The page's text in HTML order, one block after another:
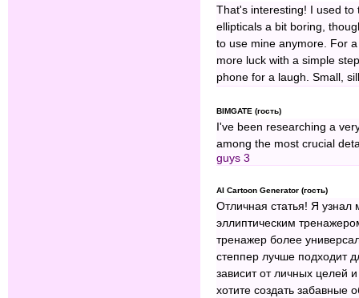
That's interesting! I used to
ellipticals a bit boring,
to use mine anymore. For
more luck with a simple
phone for a laugh. Small,
BIMGATE (гость)
I've been researching a
among the most crucial
guys 3
AI Cartoon Generator (гость)
Отличная статья! Я узнал
эллиптическим
тренажер более
степпер лучше подходит
зависит от личных целей
хотите создать забавные